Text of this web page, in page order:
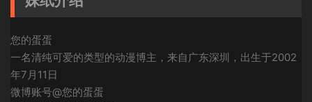
您的蛋蛋
一名清纯可爱的类型的动漫博主，来自广东深圳，出生于2002
年7月11日
微博账号@您的蛋蛋